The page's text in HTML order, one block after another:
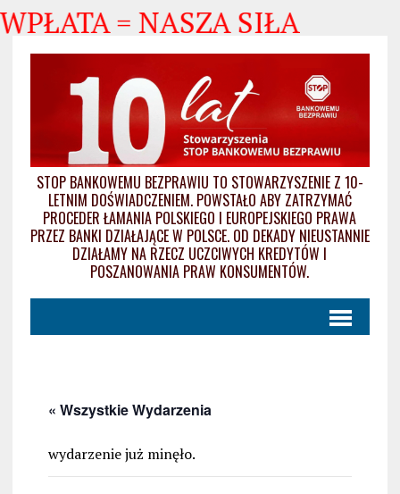
= NASZA SIŁA
STOP BANKOWEMU BEZPRAWIU TO STOWARZYSZENIE Z 10-
LETNIM DOŚWIADCZENIEM. POWSTAŁO ABY ZATRZYMAĆ
PROCEDER ŁAMANIA POLSKIEGO I EUROPEJSKIEGO PRAWA
PRZEZ BANKI DZIAŁAJĄCE W POLSCE. OD DEKADY NIEUSTANNIE
DZIAŁAMY NA RZECZ UCZCIWYCH KREDYTÓW I
POSZANOWANIA PRAW KONSUMENTÓW.
« Wszystkie Wydarzenia
wydarzenie już minęło.